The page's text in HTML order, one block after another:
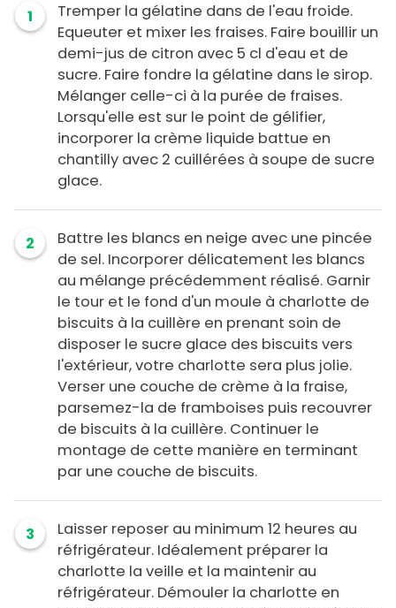
1
Tremper la gélatine dans de l'eau froide.
Equeuter et mixer les fraises. Faire bouillir un
demi-jus de citron avec 5 cl d'eau et de
sucre. Faire fondre la gélatine dans le sirop.
Mélanger celle-ci à la purée de fraises.
Lorsqu'elle est sur le point de gélifier,
incorporer la crème liquide battue en
chantilly avec 2 cuillérées à soupe de sucre
glace.
2
Battre les blancs en neige avec une pincée
de sel. Incorporer délicatement les blancs
au mélange précédemment réalisé. Garnir
le tour et le fond d'un moule à charlotte de
biscuits à la cuillère en prenant soin de
disposer le sucre glace des biscuits vers
l'extérieur, votre charlotte sera plus jolie.
Verser une couche de crème à la fraise,
parsemez-la de framboises puis recouvrer
de biscuits à la cuillère. Continuer le
montage de cette manière en terminant
par une couche de biscuits.
3
Laisser reposer au minimum 12 heures au
réfrigérateur. Idéalement préparer la
charlotte la veille et la maintenir au
réfrigérateur. Démouler la charlotte en